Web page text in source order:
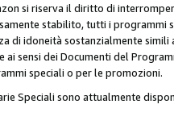
si riserva il diritto di
stabilito, tutti i
di idoneità sostanzialmente
ai sensi dei Documenti del
speciali o per le promozioni.
Speciali sono attualmente